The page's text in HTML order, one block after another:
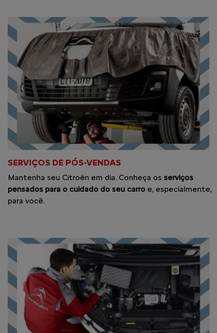
SERVIÇOS DE PÓS-VENDAS
Mantenha seu Citroën em dia. Conheça os serviços
pensados para o cuidado do seu carro e, especialmente,
para você.